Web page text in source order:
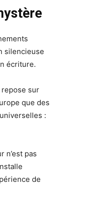
silencieuse
écriture.
repose sur
que des
:
n’est pas
de